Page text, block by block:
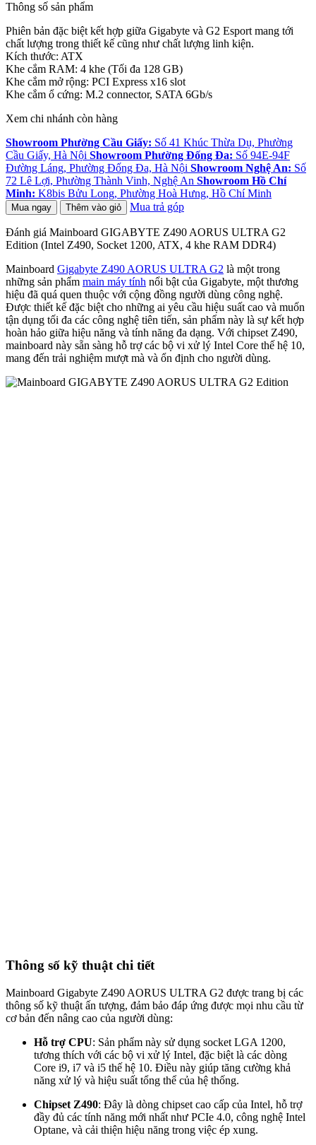
Thông số sản phẩm
Phiên bản đặc biệt kết hợp giữa Gigabyte và G2 Esport mang tới
chất lượng trong thiết kế cũng như chất lượng linh kiện.
Kích thước: ATX
Khe cắm RAM: 4 khe (Tối đa 128 GB)
Khe cắm mở rộng: PCI Express x16 slot
Khe cắm ổ cứng: M.2 connector, SATA 6Gb/s
Xem chi nhánh còn hàng
Showroom Phường Cầu Giấy: Số 41 Khúc Thừa Dụ, Phường
Cầu Giấy, Hà Nội Showroom Phường Đống Đa: Số 94E-94F
Đường Láng, Phường Đống Đa, Hà Nội Showroom Nghệ An: Số
72 Lê Lợi, Phường Thành Vinh, Nghệ An Showroom Hồ Chí
Minh: K8bis Bửu Long, Phường Hoà Hưng, Hồ Chí Minh
Mua ngay Thêm vào giỏ Mua trả góp
Đánh giá Mainboard GIGABYTE Z490 AORUS ULTRA G2
Edition (Intel Z490, Socket 1200, ATX, 4 khe RAM DDR4)
Mainboard Gigabyte Z490 AORUS ULTRA G2 là một trong
những sản phẩm main máy tính nổi bật của Gigabyte, một thương
hiệu đã quá quen thuộc với cộng đồng người dùng công nghệ.
Được thiết kế đặc biệt cho những ai yêu cầu hiệu suất cao và muốn
tận dụng tối đa các công nghệ tiên tiến, sản phẩm này là sự kết hợp
hoàn hảo giữa hiệu năng và tính năng đa dạng. Với chipset Z490,
mainboard này sẵn sàng hỗ trợ các bộ vi xử lý Intel Core thế hệ 10,
mang đến trải nghiệm mượt mà và ổn định cho người dùng.
Thông số kỹ thuật chi tiết
Mainboard Gigabyte Z490 AORUS ULTRA G2 được trang bị các
thông số kỹ thuật ấn tượng, đảm bảo đáp ứng được mọi nhu cầu từ
cơ bản đến nâng cao của người dùng:
Hỗ trợ CPU: Sản phẩm này sử dụng socket LGA 1200,
tương thích với các bộ vi xử lý Intel, đặc biệt là các dòng
Core i9, i7 và i5 thế hệ 10. Điều này giúp tăng cường khả
năng xử lý và hiệu suất tổng thể của hệ thống.
Chipset Z490: Đây là dòng chipset cao cấp của Intel, hỗ trợ
đầy đủ các tính năng mới nhất như PCIe 4.0, công nghệ Intel
Optane, và cải thiện hiệu năng trong việc ép xung.